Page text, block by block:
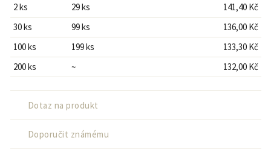
2 ks
29 ks
141,40 Kč
30 ks
99 ks
136,00 Kč
100 ks
199 ks
133,30 Kč
200 ks
~ 132,00 Kč
Dotaz na produkt
Doporučit známému